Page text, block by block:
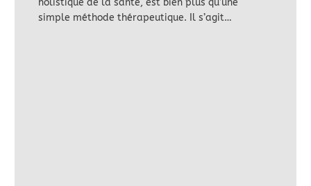
holistique de la santé, est bien plus qu’une
simple méthode thérapeutique. Il s’agit…